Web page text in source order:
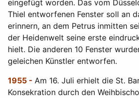
eingefügt worden. Das vom
Thiel entworfenen Fenster soll an
erinnern, an dem Petrus inmitten
der Heidenwelt seine erste
hielt. Die anderen 10 Fenster
geleichen Künstler entworfen.
1955 - Am 16. Juli erhielt die St.
Konsekration durch den